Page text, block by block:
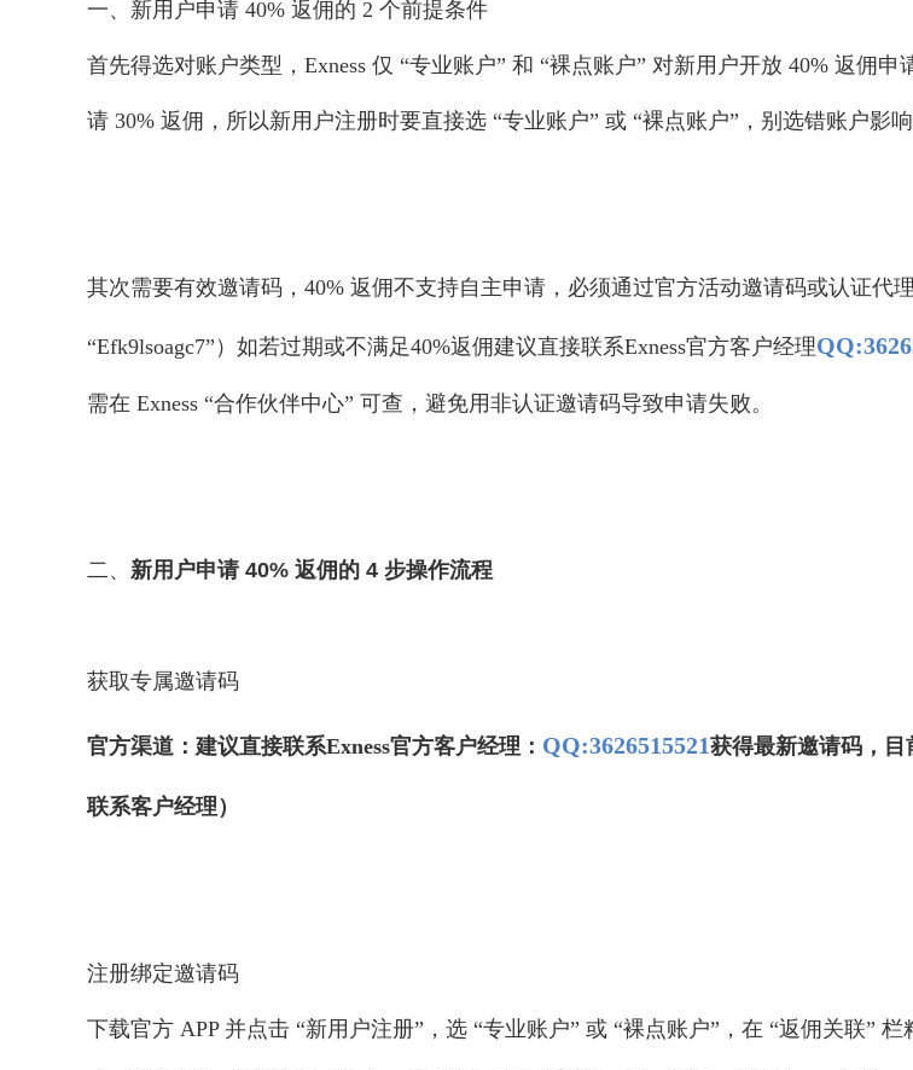
一、新用户申请 40% 返佣的 2 个前提条件
首先得选对账户类型，Exness 仅 “专业账户” 和 “裸点账户” 对新用户开放 40% 返佣申
请 30% 返佣，所以新用户注册时要直接选 “专业账户” 或 “裸点账户”，别选错账户影响
其次需要有效邀请码，40% 返佣不支持自主申请，必须通过官方活动邀请码或认证代
“Efk9lsoagc7”）如若过期或不满足40%返佣建议直接联系Exness官方客户经理
需在 Exness “合作伙伴中心” 可查，避免用非认证邀请码导致申请失败。
二、 新用户申请 40% 返佣的 4 步操作流程
获取专属邀请码
官方渠道：建议直接联系Exness官方客户经理： QQ:3626515521获得最新邀请码，目
联系客户经理）
注册绑定邀请码
下载官方 APP 并点击 “新用户注册”，选 “专业账户” 或 “裸点账户”，在 “返佣关联”